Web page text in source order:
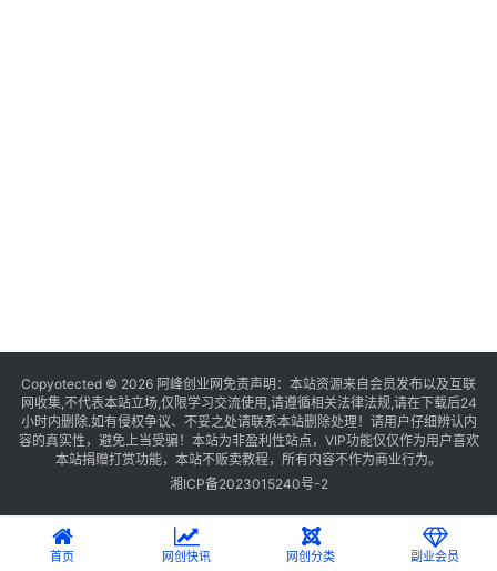
Copyotected © 2026 阿峰创业网 免责声明：本站资源来自会员发布以及互联
网收集,不代表本站立场,仅限学习交流使用,请遵循相关法律法规,请在下载后24
小时内删除.如有侵权争议、不妥之处请联系本站删除处理！请用户仔细辨认内
容的真实性，避免上当受骗！本站为非盈利性站点，VIP功能仅仅作为用户喜欢
本站捐赠打赏功能，本站不贩卖教程，所有内容不作为商业行为。
湘ICP备2023015240号-2
首页 网创快讯 网创分类 副业会员